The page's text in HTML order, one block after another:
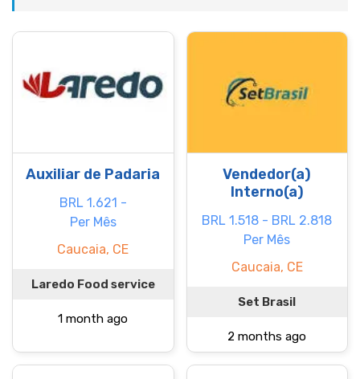
Auxiliar de Padaria
BRL 1.621 -
Per Mês
Caucaia, CE
Laredo Food service
1 month ago
Vendedor(a)
Interno(a)
BRL 1.518 - BRL 2.818
Per Mês
Caucaia, CE
Set Brasil
2 months ago